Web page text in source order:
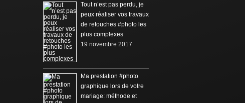
Tout n’est pas perdu, je
peux réaliser vos travaux
de retouches #photo les
plus complexes
19 novembre 2017
Ma prestation #photo
graphique lors de votre
mariage: méthode et